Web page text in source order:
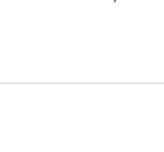
国消费者推广a2
。 中国企业成功
的文化差异：“
状去感动澳洲员
产，但是贷款非常
产市场风起云涌